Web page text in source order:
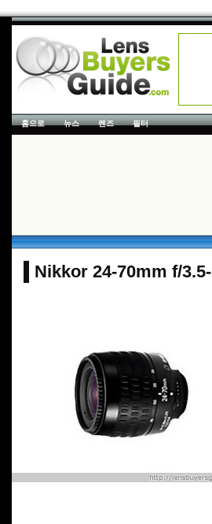
홈으로 뉴스 렌즈 필터
Nikkor 24-70mm f/